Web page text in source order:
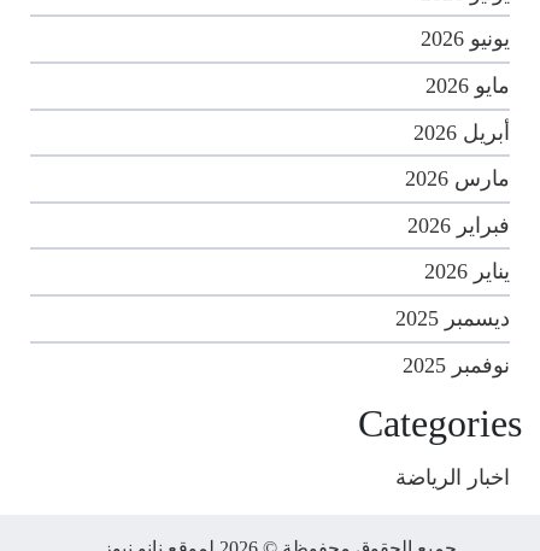
يونيو 2026
مايو 2026
أبريل 2026
مارس 2026
فبراير 2026
يناير 2026
ديسمبر 2025
نوفمبر 2025
Categories
اخبار الرياضة